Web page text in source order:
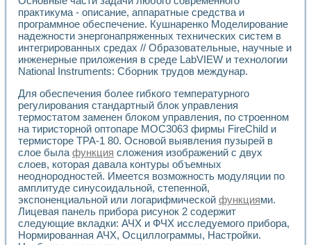
Лабораторный практикум по дисциплине «Цифровые
Лабораторный практикум по ИНС на основе LabVIEW
Лабораторный практикум по основам теории коммутации
Опыт использования NI LabVIEW для создания
Применение LabVIEW для исследования течения в
Создание виртуальной работы «Изучение магнитных
Устройство для изучения основ интерфейсов обмена по
Лабораторный практикум: изучение адиабатического
Стенд для исследования электрических переходных
Система статистической обработки результатов
Автоматизация лазерно-плазменных измерений с
Модельно-измерительный комплекс. Назначение. Состав.
Использование технологий NATIONAL INSTRUMENTS
Учебный практикум "Спектральный и корреляционный
Учебный стенд для исследования принципа действия
Оборудование и программное обеспечение учебных
Виртуальный лабораторный практикум для изучения
Управление роботом ТУР-10 средствами LabVIEW
практикума - описание, аппаратные средства и
программное обеспечение. Кушнаренко Моделирование
надежности энергонапряженных технических систем в
интегрированных средах // Образовательные, научные и
инженерные приложения в среде LabVIEW и технологии
National Instruments: Сборник трудов междунар.
Для обеспечения более гибкого температурного
регулирования стандартный блок управления
термостатом заменен блоком управления, по строенном
на тиристорной оптопаре МОС3063 фирмы FireChild и
термисторе ТРА-1 80. Основой выявления пузырей в
слое былафункция сложения изображений с двух
слоев, которая давала контуры объемных
неоднородностей. Имеется возможность модуляции по
амплитуде синусоидальной, степенной,
экспоненциальной или логарифмической функциями.
Лицевая панель прибора рисунок 2 содержит
следующие вкладки: АЧХ и ФЧХ исследуемого прибора,
Нормированная АЧХ, Осциллограммы, Настройки.